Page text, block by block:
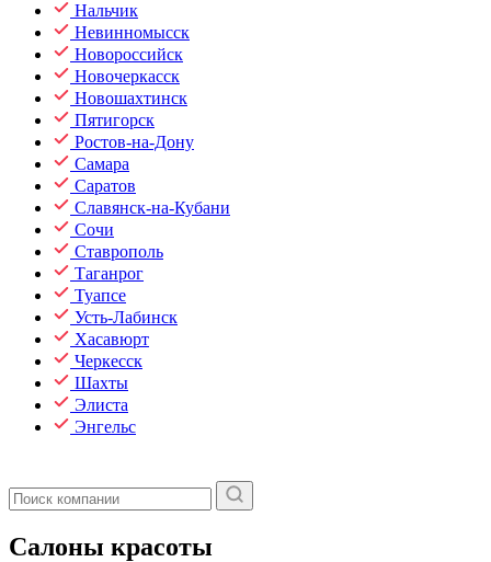
Нальчик
Невинномысск
Новороссийск
Новочеркасск
Новошахтинск
Пятигорск
Ростов-на-Дону
Самара
Саратов
Славянск-на-Кубани
Сочи
Ставрополь
Таганрог
Туапсе
Усть-Лабинск
Хасавюрт
Черкесск
Шахты
Элиста
Энгельс
Салоны красоты